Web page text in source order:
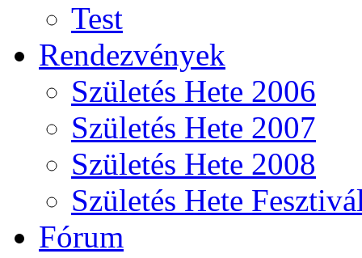
Test
Rendezvények
Születés Hete 2006
Születés Hete 2007
Születés Hete 2008
Születés Hete
Fórum